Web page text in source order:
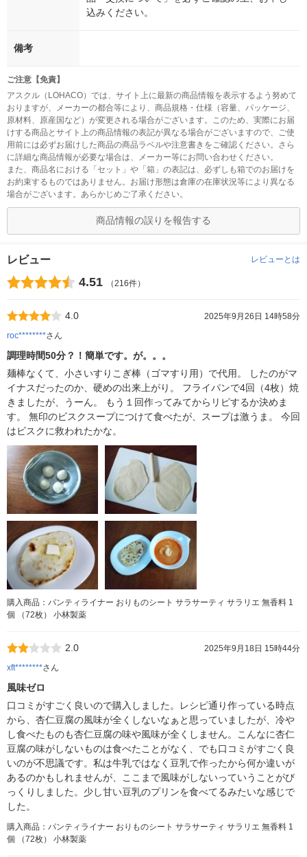
込みください。
備考
ご注意【免責】
アスクル（LOHACO）では、サイト上に最新の商品情報を表示するよう努めて
おりますが、メーカーの都合等により、商品規格・仕様（容量、パッケージ、
原材料、原産国など）が変更される場合がございます。このため、実際にお届
けする商品とサイト上の商品情報の表記が異なる場合がございますので、ご使
用前には必ずお届けした商品の商品ラベルや注意書きをご確認ください。さら
に詳細な商品情報が必要な場合は、メーカー等にお問い合わせください。
また、商品名における「セット」や「箱」の表記は、必ずしも箱でのお届けを
お約束するものではありません。お届け形態は倉庫の在庫状況等により異なる
場合がございます。あらかじめご了承ください。
商品情報の誤りを報告する
レビュー レビューとは
4.51 （216件）
4.0
2025年9月26日 14時58分
roc********さん
調理時間50分？！簡単です。が。。。
麺棒なくて、小さいすりこぎ棒（ゴマすり用）で代用。 したのがマ
イナスだったのか、硬めの出来上がり。 フライパンで4回（4枚）焼
きましたが、うーん。 もう１回作ってみてからリピするか決めま
す。 無印のビスクスープにつけて食べたが、スープは激うま。 今回
はビスクに救われたかな。
購入商品：パンティライナー おりものシート サラサーティ サラリエ 無香料 1
個 （72枚） 小林製薬
2.0
2025年9月18日 15時44分
xft********さん
風味ゼロ
口コミがすごく良いので購入しました。レシピ通り作っている時点
から、杏仁豆腐の風味が全くしないなぁと思っていましたが、冷や
し食べたものも杏仁豆腐の味や風味が全くしません。こんなに杏仁
豆腐の味がしないものは食べたことがなく、でも口コミがすごく良
いのが不思議です。私は牛乳ではなく豆乳で作ったから何か違いが
あるのかもしれませんが、ここまで風味がしないっていうことがび
っくりしました。少し甘い豆乳のプリンを食べてるみたいな感じで
した。
購入商品：パンティライナー おりものシート サラサーティ サラリエ 無香料 1
個 （72枚） 小林製薬